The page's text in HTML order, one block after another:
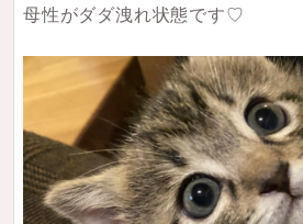
母性がダダ洩れ状態です♡